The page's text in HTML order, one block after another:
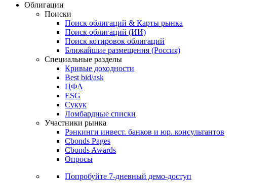
Облигации
Поиски
Поиск облигаций & Карты рынка
Поиск облигаций (ИИ)
Поиск котировок облигаций
Ближайшие размещения (Россия)
Специальные разделы
Кривые доходности
Best bid/ask
ЦФА
ESG
Сукук
Ломбардные списки
Участники рынка
Рэнкинги инвест. банков и юр. консультантов
Cbonds Pages
Cbonds Awards
Опросы
Попробуйте 7-дневный демо-доступ